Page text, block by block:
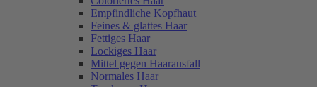
Empfindliche Kopfhaut
Feines & glattes Haar
Fettiges Haar
Lockiges Haar
Mittel gegen Haarausfall
Normales Haar